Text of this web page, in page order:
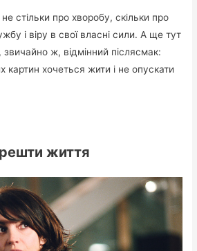
стільки про хворобу, скільки про
і віру в свої власні сили. А ще тут
ж, відмінний післясмак:
картин хочеться жити і не опускати
життя